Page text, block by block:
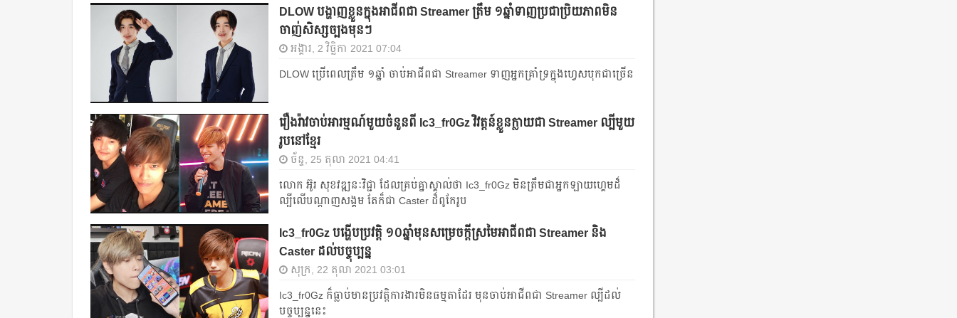
DLOW បង្ហាញខ្លួនក្នុងអាជីពជា Streamer ត្រឹម ១ឆ្នាំទាញប្រជាប្រិយភាពមិន
ចាញ់សិស្សច្បងមុនៗ
អង្គារ, 2 វិច្ឆិកា 2021 07:04
DLOW ប្រើពេលត្រឹម ១ឆ្នាំ ចាប់អាជីពជា Streamer ទាញអ្នកគ្រាំទ្រក្នុងហ្វេសបុកជាច្រើន
រឿងរ៉ាវចាប់អារម្មណ៍មួយចំនួនពី Ic3_fr0Gz វិវត្តន៍ខ្លួនក្លាយជា Streamer ល្បីមួយ
រូបនៅខ្មែរ
ច័ន្ទ, 25 តុលា 2021 04:41
លោក អ៊ូរ សុខវឌ្ឍនៈវិជ្ជា ដែលគ្រប់គ្នាស្គាល់ថា Ic3_fr0Gz មិន​ត្រឹមជា​អ្នក​ឡាយ​ហ្គេម​ដ៏
ល្បីលើ​បណ្ដាញ​សង្គម​ តែ​ក៏​ជា Caster ដ៏ពូកែរូប
Ic3_fr0Gz បង្ហើបប្រវត្តិ ១០ឆ្នាំមុនសម្រេចក្ដីស្រមៃអាជីពជា Streamer និង
Caster ដល់បច្ចុប្បន្ន
សុក្រ, 22 តុលា 2021 03:01
Ic3_fr0Gz ក៏ធ្លាប់មានប្រវត្តិការងារមិនធម្មតាដែរ មុនចាប់​អាជីពជា Streamer ល្បីដល់
បច្ចប្បន្ននេះ